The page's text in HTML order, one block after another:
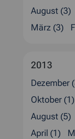
August (3)
März (3)
2013
Dezember
Oktober (1)
August (5)
April (1)